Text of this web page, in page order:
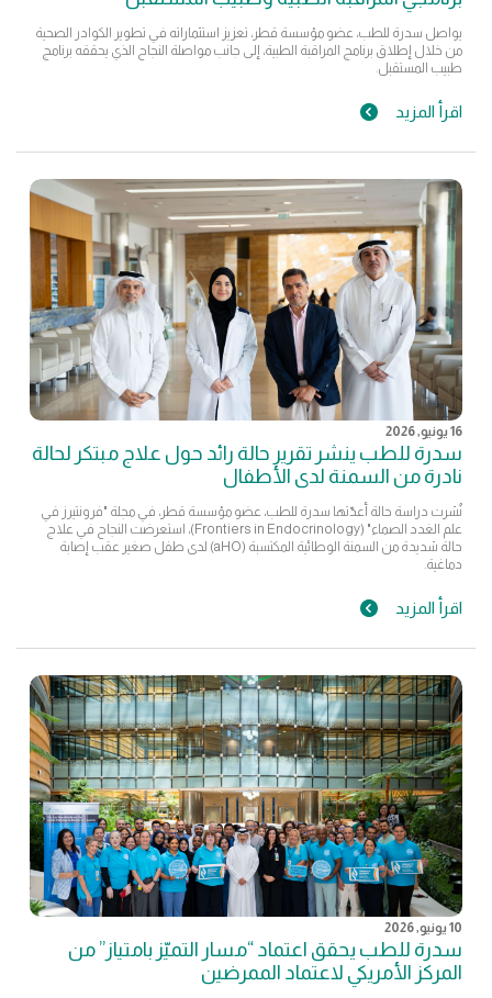
يواصل سدرة للطب، عضو مؤسسة قطر، تعزيز استثماراته في تطوير الكوادر الصحية
من خلال إطلاق برنامج المراقبة الطبية، إلى جانب مواصلة النجاح الذي يحققه برنامج
طبيب المستقبل.
اقرأ المزيد
16 يونيو, 2026
سدرة للطب ينشر تقرير حالة رائد حول علاج مبتكر لحالة
نادرة من السمنة لدى الأطفال
نُشرت دراسة حالة أعدّتها سدرة للطب، عضو مؤسسة قطر، في مجلة "فرونتيرز في
علم الغدد الصماء" (Frontiers in Endocrinology)، استعرضت النجاح في علاج
حالة شديدة من السمنة الوطائية المكتسبة (aHO) لدى طفل صغير عقب إصابة
دماغية.
اقرأ المزيد
10 يونيو, 2026
سدرة للطب يحقق اعتماد “مسار التميّز بامتياز” من
المركز الأمريكي لاعتماد الممرضين